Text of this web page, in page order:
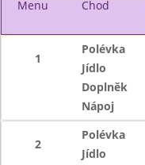
Menu
Chod
1
Polévka
Jídlo
Doplněk
Nápoj
2
Polévka
Jídlo